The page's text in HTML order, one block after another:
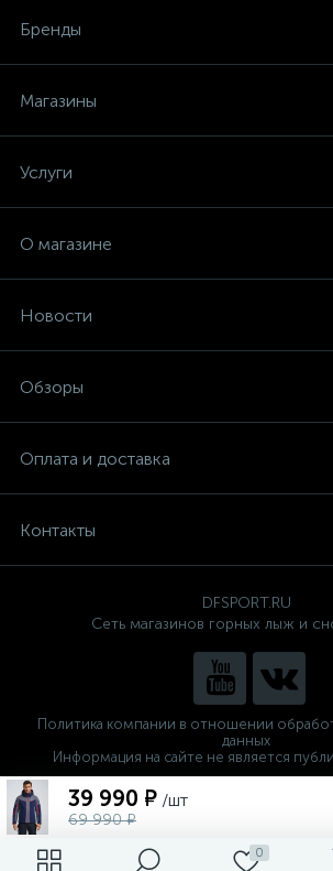
0
39 990 ₽ /шт
69 990 ₽
Бренды
Магазины
Услуги
О магазине
Новости
Обзоры
Оплата и доставка
Контакты
DFSPORT.RU
Сеть магазинов горных лыж и
Политика компании в отношении
данных
Информация на сайте не является